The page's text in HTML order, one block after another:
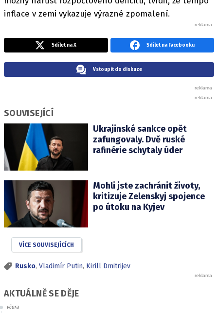
inflace v zemi vykazuje výrazné zpomalení.
Sdílet na X Sdílet na Facebooku
Vstoupit do diskuze
SOUVISEJÍCÍ
Ukrajinské sankce opět
zafungovaly. Dvě ruské
rafinérie schytaly úder
Mohli jste zachránit životy,
kritizuje Zelenskyj spojence
po útoku na Kyjev
VÍCE SOUVISEJÍCÍCH
Rusko, Vladimír Putin, Kirill Dmitrijev
AKTUÁLNĚ SE DĚJE
včera